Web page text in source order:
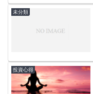
未分類
投資心得